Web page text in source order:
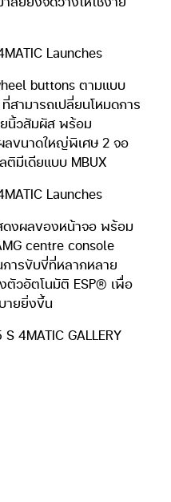
buttons ตามแบบ
ที่สามารถเปลี่ยนโหมดการ
นิ้วสัมผัส พร้อม
ลขนาดใหญ่พิเศษ 2 จอ
มีเดียแบบ MBUX
ดงผลของหน้าจอ พร้อม
centre console
ารขับขี่ที่หลากหลาย
ตัวอัตโนมัติ ESP® เพื่อ
ายยิ่งขึ้น
4MATIC GALLERY